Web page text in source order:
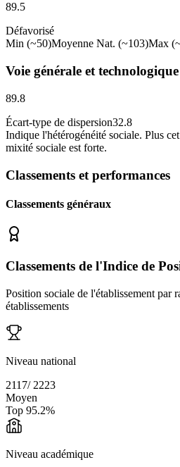
89.5
Défavorisé
Min (~50)Moyenne Nat. (~103)Max
Voie générale et technologique
89.8
Écart-type de dispersion32.8
Indique l'hétérogénéité sociale. Plus
mixité sociale est forte.
Classements et performances
Classements généraux
Classements de l'Indice de
Position sociale de l'établissement par
établissements
Niveau national
2117/ 2223
Moyen
Top 95.2%
Niveau académique